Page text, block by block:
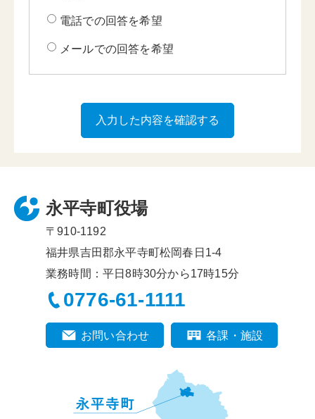
電話での回答を希望
メールでの回答を希望
永平寺町役場
〒910-1192
福井県吉田郡永平寺町松岡春日1-4
業務時間：平日8時30分から17時15分
0776-61-1111
お問い合わせ 各課・施設